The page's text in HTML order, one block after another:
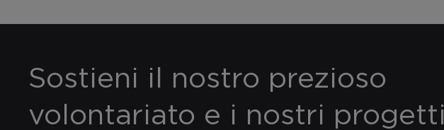
Sostieni il nostro prezioso
volontariato e i nostri progetti